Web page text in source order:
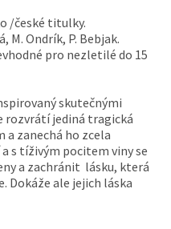
/české titulky.
M. Ondrík, P. Bebjak.
pro nezletilé do 15
skutečnými
jediná tragická
a zanechá ho zcela
s tíživým pocitem viny se
a zachránit lásku, která
Dokáže ale jejich láska